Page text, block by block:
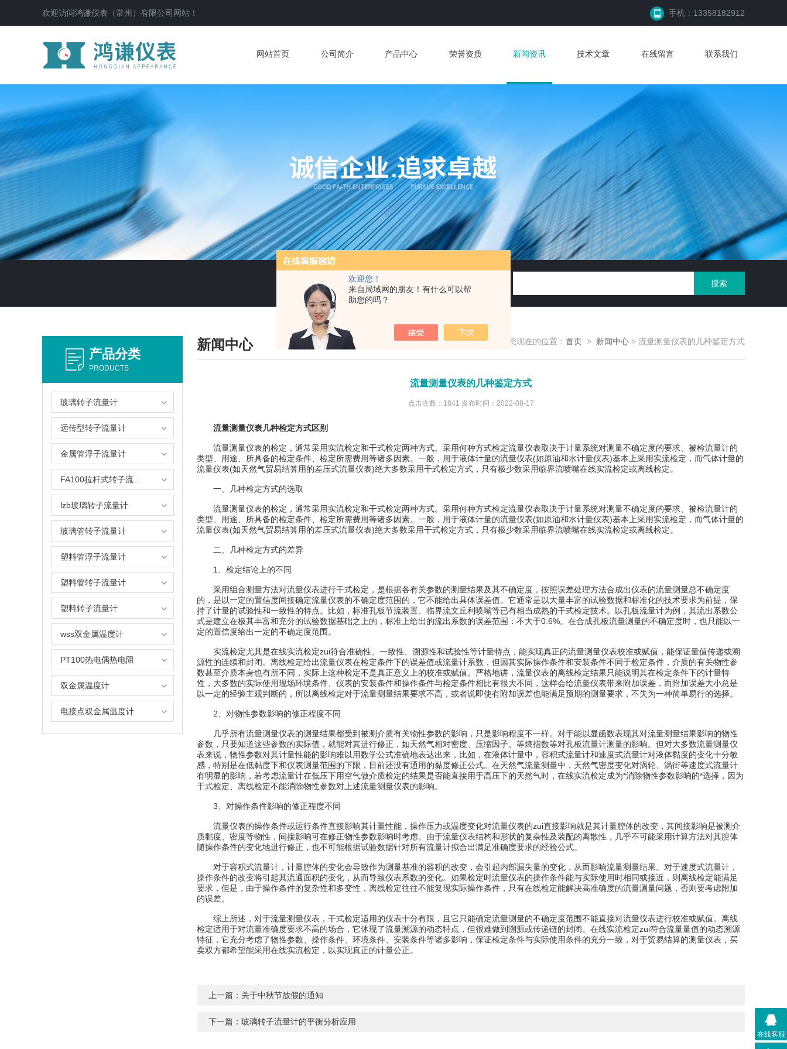
欢迎您！
来自局域网的朋友！有什么可以帮
助您的吗？
欢迎访问鸿谦仪表（常州）有限公司网站！ 手机：13358182912
网站首页 公司简介 产品中心 荣誉资质 新闻资讯 技术文章 在线留言 联系我们
产品分类
PRODUCTS
玻璃转子流量计
远传型转子流量计
金属管浮子流量计
lzb玻璃转子流量计
玻璃管转子流量计
塑料管浮子流量计
塑料管转子流量计
塑料转子流量计
wss双金属温度计
PT100热电偶热电阻
双金属温度计
电接点双金属温度计
新闻中心 您现在的位置： 首页 > 新闻中心 > 流量测量仪表的几种鉴定方式
流量测量仪表的几种鉴定方式
点击次数：1841 发布时间：2022-08-17
流量测量仪表几种检定方式区别
流量测量仪表的检定，通常采用实流检定和干式检定两种方式。采用何种方式检定流量仪表取决于计量系统对测量不确定度的要求、被检流量计的
类型、用途、所具备的检定条件、检定所需费用等诸多因素。一般，用于液体计量的流量仪表(如原油和水计量仪表)基本上采用实流检定，而气体计量的
流量仪表(如天然气贸易结算用的差压式流量仪表)绝大多数采用干式检定方式，只有极少数采用临界流喷嘴在线实流检定或离线检定。
一、几种检定方式的选取
流量测量仪表的检定，通常采用实流检定和干式检定两种方式。采用何种方式检定流量仪表取决于计量系统对测量不确定度的要求、被检流量计的
类型、用途、所具备的检定条件、检定所需费用等诸多因素。一般，用于液体计量的流量仪表(如原油和水计量仪表)基本上采用实流检定，而气体计量的
流量仪表(如天然气贸易结算用的差压式流量仪表)绝大多数采用干式检定方式，只有极少数采用临界流喷嘴在线实流检定或离线检定。
二、几种检定方式的差异
1、检定结论上的不同
采用组合测量方法对流量仪表进行干式检定，是根据各有关参数的测量结果及其不确定度，按照误差处理方法合成出仪表的流量测量总不确定度
的，是以一定的置信度间接确定流量仪表的不确定度范围的，它不能给出具体误差值。它通常是以大量丰富的试验数据和标准化的技术要求为前提，保
持了计量的试验性和一致性的特点。比如，标准孔板节流装置、临界流文丘利喷嘴等已有相当成熟的干式检定技术。以孔板流量计为例，其流出系数公
式是建立在极其丰富和充分的试验数据基础之上的，标准上给出的流出系数的误差范围：不大于0.6%。在合成孔板流量测量的不确定度时，也只能以一
定的置信度给出一定的不确定度范围。
实流检定尤其是在线实流检定zui符合准确性、一致性、溯源性和试验性等计量特点，能实现真正的流量测量仪表校准或赋值，能保证量值传递或溯
源性的连续和封闭。离线检定给出流量仪表在检定条件下的误差值或流量计系数，但因其实际操作条件和安装条件不同于检定条件，介质的有关物性参
数甚至介质本身也有所不同，实际上这种检定不是真正意义上的校准或赋值。严格地讲，流量仪表的离线检定结果只能说明其在检定条件下的计量特
性，大多数的实际使用现场环境条件、仪表的安装条件和操作条件与检定条件相比有很大不同，这样会给流量仪表带来附加误差，而附加误差大小总是
以一定的经验主观判断的，所以离线检定对于流量测量结果要求不高，或者说即使有附加误差也能满足预期的测量要求，不失为一种简单易行的选择。
2、对物性参数影响的修正程度不同
几乎所有流量测量仪表的测量结果都受到被测介质有关物性参数的影响，只是影响程度不一样。对于能以显函数表现其对流量测量结果影响的物性
参数，只要知道这些参数的实际值，就能对其进行修正，如天然气相对密度、压缩因子、等熵指数等对孔板流量计测量的影响。但对大多数流量测量仪
表来说，物性参数对其计量性能的影响难以用数学公式准确地表达出来，比如，在液体计量中，容积式流量计和速度式流量计对液体黏度的变化十分敏
感，特别是在低黏度下和仪表测量范围的下限，目前还没有通用的黏度修正公式。在天然气流量测量中，天然气密度变化对涡轮、涡街等速度式流量计
有明显的影响，若考虑流量计在低压下用空气做介质检定的结果是否能直接用于高压下的天然气时，在线实流检定成为*消除物性参数影响的*选择，因为
干式检定、离线检定不能消除物性参数对上述流量测量仪表的影响。
3、对操作条件影响的修正程度不同
流量仪表的操作条件或运行条件直接影响其计量性能，操作压力或温度变化对流量仪表的zui直接影响就是其计量腔体的改变，其间接影响是被测介
质黏度、密度等物性，间接影响可在修正物性参数影响时考虑。由于流量仪表结构和形状的复杂性及装配的离散性，几乎不可能采用计算方法对其腔体
随操作条件的变化地进行修正，也不可能根据试验数据针对所有流量计拟合出满足准确度要求的经验公式。
对于容积式流量计，计量腔体的变化会导致作为测量基准的容积的改变，会引起内部漏失量的变化，从而影响流量测量结果。对于速度式流量计，
操作条件的改变将引起其流通面积的变化，从而导致仪表系数的变化。如果检定时流量仪表的操作条件能与实际使用时相同或接近，则离线检定能满足
要求，但是，由于操作条件的复杂性和多变性，离线检定往往不能复现实际操作条件，只有在线检定能解决高准确度的流量测量问题，否则要考虑附加
的误差。
综上所述，对于流量测量仪表，干式检定适用的仪表十分有限，且它只能确定流量测量的不确定度范围不能直接对流量仪表进行校准或赋值。离线
检定适用于对流量准确度要求不高的场合，它体现了流量溯源的动态特点，但很难做到溯源或传递链的封闭。在线实流检定zui符合流量量值的动态溯源
特征，它充分考虑了物性参数、操作条件、环境条件、安装条件等诸多影响，保证检定条件与实际使用条件的充分一致，对于贸易结算的测量仪表，买
卖双方都希望能采用在线实流检定，以实现真正的计量公正。
上一篇： 关于中秋节放假的通知
下一篇： 玻璃转子流量计的平衡分析应用
在线客服